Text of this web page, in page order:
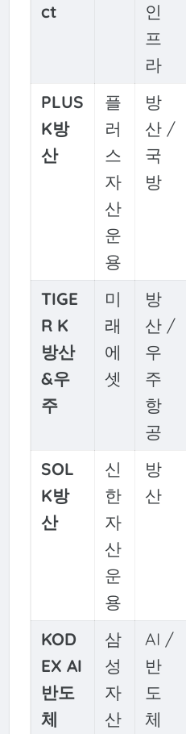
ct
인
프
라
PLUS
K방
산
플
러
스
자
산
운
용
방
산 /
국
방
TIGE
R K
방산
&우
주
미
래
에
셋
방
산 /
우
주
항
공
SOL
K방
산
신
한
자
산
운
용
방
산
KOD
EX AI
반도
체
삼
성
자
산
AI /
반
도
체